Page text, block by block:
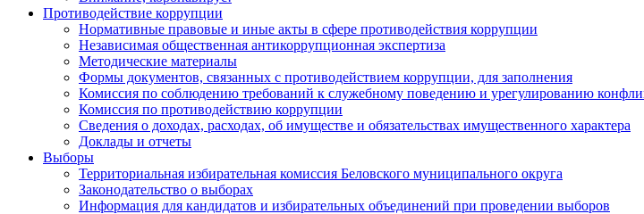
Противодействие коррупции
Нормативные правовые и иные акты в сфере противодействия коррупции
Независимая общественная антикоррупционная экспертиза
Методические материалы
Формы документов, связанных с противодействием коррупции, для заполнения
Комиссия по соблюдению требований к служебному поведению и урегулированию
Комиссия по противодействию коррупции
Сведения о доходах, расходах, об имуществе и обязательствах имущественного характера
Доклады и отчеты
Выборы
Территориальная избирательная комиссия Беловского муниципального округа
Законодательство о выборах
Информация для кандидатов и избирательных объединений при проведении выборов